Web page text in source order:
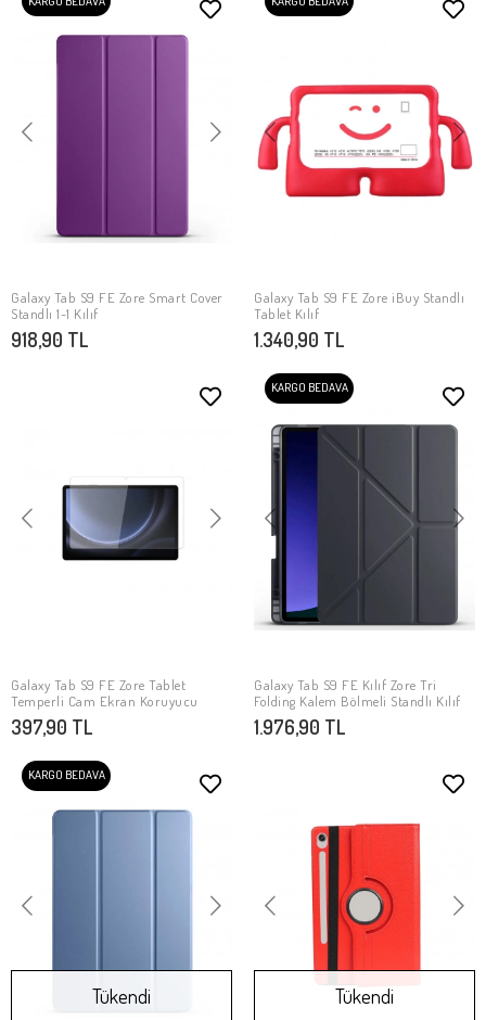
SEPETE EKLE
Galaxy Tab S9 FE Zore Smart Cover
Standlı 1-1 Kılıf
918,90 TL
SEPETE EKLE
Galaxy Tab S9 FE Zore iBuy Standlı
Tablet Kılıf
1.340,90 TL
SEPETE EKLE
Galaxy Tab S9 FE Zore Tablet
Temperli Cam Ekran Koruyucu
397,90 TL
KARGO BEDAVA
SEPETE EKLE
Galaxy Tab S9 FE Kılıf Zore Tri
Folding Kalem Bölmeli Standlı Kılıf
1.976,90 TL
KARGO BEDAVA
Tükendi Tükendi